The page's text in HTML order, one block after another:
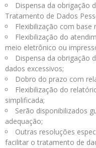
Dispensa da obrigação
Tratamento de Dados
Flexibilização com
Flexibilização do
meio eletrônico ou
Dispensa da obrigação
dados excessivos;
Dobro do prazo com
Flexibilização do
simplificada;
Serão disponibilizados
adequação;
Outras resoluções
facilitar o tratamento de